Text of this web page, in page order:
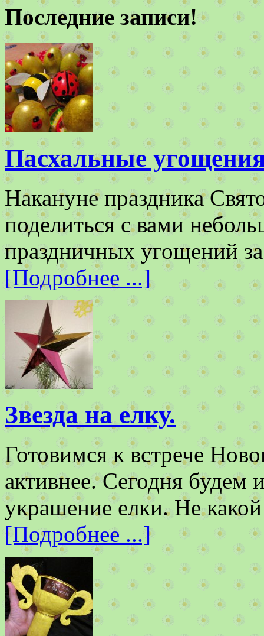
Последние записи!
Пасхальные
Накануне праздника
поделиться с вами
праздничных угощений
[Подробнее ...]
Звезда на елку.
Готовимся к встрече
активнее. Сегодня будем
украшение елки. Не
[Подробнее ...]